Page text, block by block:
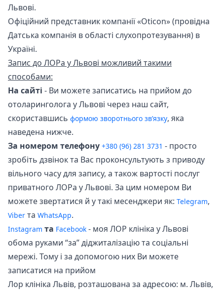
Львові.
Офіційний представник компанії «Oticon» (провідна
Датська компанія в області слухопротезування) в
Україні.
Запис до ЛОРа у Львові можливий такими
способами:
На сайті - Ви можете записатись на прийом до
отоларинголога у Львові через наш сайт,
скориставшись формою зворотнього зв’язку, яка
наведена нижче.
За номером телефону +380 (96) 281 3731 - просто
зробіть дзвінок та Вас проконсультують з приводу
вільного часу для запису, а також вартості послуг
приватного ЛОРа у Львові. За цим номером Ви
можете звертатися й у такі месенджери як: Telegram,
Viber та WhatsApp.
Instagram та Facebook - моя ЛОР клініка у Львові
обома руками “за” діджиталізацію та соціальні
мережі. Тому і за допомогою них Ви можете
записатися на прийом
Лор клініка Львів, розташована за адресою: м. Львів,